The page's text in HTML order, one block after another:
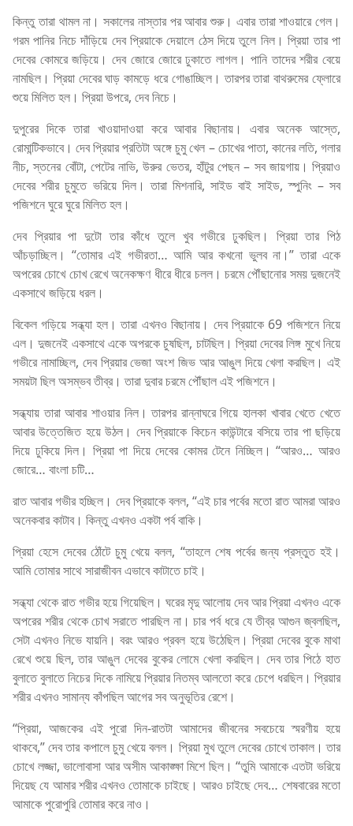
কিন্তু তারা থামল না। সকালের নাস্তার পর আবার শুরু। এবার তারা শাওয়ারে গেল।
গরম পানির নিচে দাঁড়িয়ে দেব প্রিয়াকে দেয়ালে ঠেস দিয়ে তুলে নিল। প্রিয়া তার পা
দেবের কোমরে জড়িয়ে। দেব জোরে জোরে ঢুকাতে লাগল। পানি তাদের শরীর বেয়ে
নামছিল। প্রিয়া দেবের ঘাড় কামড়ে ধরে গোঙাচ্ছিল। তারপর তারা বাথরুমের ফ্লোরে
শুয়ে মিলিত হল। প্রিয়া উপরে, দেব নিচে।
দুপুরের দিকে তারা খাওয়াদাওয়া করে আবার বিছানায়। এবার অনেক আস্তে,
রোমান্টিকভাবে। দেব প্রিয়ার প্রতিটা অঙ্গে চুমু খেল – চোখের পাতা, কানের লতি, গলার
নীচ, স্তনের বোঁটা, পেটের নাভি, উরুর ভেতর, হাঁটুর পেছন – সব জায়গায়। প্রিয়াও
দেবের শরীর চুমুতে ভরিয়ে দিল। তারা মিশনারি, সাইড বাই সাইড, স্পুনিং – সব
পজিশনে ঘুরে ঘুরে মিলিত হল।
দেব প্রিয়ার পা দুটো তার কাঁধে তুলে খুব গভীরে ঢুকছিল। প্রিয়া তার পিঠ
আঁচড়াচ্ছিল। “তোমার এই গভীরতা… আমি আর কখনো ভুলব না।” তারা একে
অপরের চোখে চোখ রেখে অনেকক্ষণ ধীরে ধীরে চলল। চরমে পৌঁছানোর সময় দুজনেই
একসাথে জড়িয়ে ধরল।
বিকেল গড়িয়ে সন্ধ্যা হল। তারা এখনও বিছানায়। দেব প্রিয়াকে 69 পজিশনে নিয়ে
এল। দুজনেই একসাথে একে অপরকে চুষছিল, চাটছিল। প্রিয়া দেবের লিঙ্গ মুখে নিয়ে
গভীরে নামাচ্ছিল, দেব প্রিয়ার ভেজা অংশ জিভ আর আঙুল দিয়ে খেলা করছিল। এই
সময়টা ছিল অসম্ভব তীব্র। তারা দুবার চরমে পৌঁছাল এই পজিশনে।
সন্ধ্যায় তারা আবার শাওয়ার নিল। তারপর রান্নাঘরে গিয়ে হালকা খাবার খেতে খেতে
আবার উত্তেজিত হয়ে উঠল। দেব প্রিয়াকে কিচেন কাউন্টারে বসিয়ে তার পা ছড়িয়ে
দিয়ে ঢুকিয়ে দিল। প্রিয়া পা দিয়ে দেবের কোমর টেনে নিচ্ছিল। “আরও… আরও
জোরে… বাংলা চটি…
রাত আবার গভীর হচ্ছিল। দেব প্রিয়াকে বলল, “এই চার পর্বের মতো রাত আমরা আরও
অনেকবার কাটাব। কিন্তু এখনও একটা পর্ব বাকি।
প্রিয়া হেসে দেবের ঠোঁটে চুমু খেয়ে বলল, “তাহলে শেষ পর্বের জন্য প্রস্তুত হই।
আমি তোমার সাথে সারাজীবন এভাবে কাটাতে চাই।
সন্ধ্যা থেকে রাত গভীর হয়ে গিয়েছিল। ঘরের মৃদু আলোয় দেব আর প্রিয়া এখনও একে
অপরের শরীর থেকে চোখ সরাতে পারছিল না। চার পর্ব ধরে যে তীব্র আগুন জ্বলছিল,
সেটা এখনও নিভে যায়নি। বরং আরও প্রবল হয়ে উঠেছিল। প্রিয়া দেবের বুকে মাথা
রেখে শুয়ে ছিল, তার আঙুল দেবের বুকের লোমে খেলা করছিল। দেব তার পিঠে হাত
বুলাতে বুলাতে নিচের দিকে নামিয়ে প্রিয়ার নিতম্ব আলতো করে চেপে ধরছিল। প্রিয়ার
শরীর এখনও সামান্য কাঁপছিল আগের সব অনুভূতির রেশে।
“প্রিয়া, আজকের এই পুরো দিন-রাতটা আমাদের জীবনের সবচেয়ে স্মরণীয় হয়ে
থাকবে,” দেব তার কপালে চুমু খেয়ে বলল। প্রিয়া মুখ তুলে দেবের চোখে তাকাল। তার
চোখে লজ্জা, ভালোবাসা আর অসীম আকাঙ্ক্ষা মিশে ছিল। “তুমি আমাকে এতটা ভরিয়ে
দিয়েছ যে আমার শরীর এখনও তোমাকে চাইছে। আরও চাইছে দেব… শেষবারের মতো
আমাকে পুরোপুরি তোমার করে নাও।